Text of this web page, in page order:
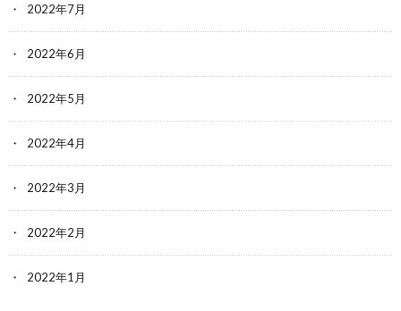
2022年7月
2022年6月
2022年5月
2022年4月
2022年3月
2022年2月
2022年1月